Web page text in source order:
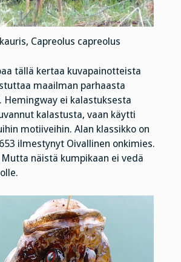
Capreolus capreolus
tällä kertaa kuvapainotteista
maailman parhaasta
Hemingway ei kalastuksesta
kalastusta, vaan käytti
motiiveihin. Alan klassikko on
ilmestynyt Oivallinen onkimies.
Mutta näistä kumpikaan ei vedä